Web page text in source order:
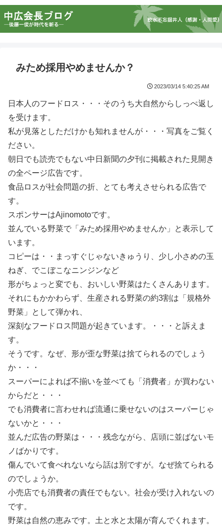
みため採用やめませんか？
2023/03/14 5:40:25 AM
日本人のフードロス・・・そのうち大自然からしっぺ返し
を受けます。
私が見落としただけかも知れませんが・・・写真をご覧く
ださい。
朝日でも読売でもない中日新聞の夕刊に掲載された見開き
の全ページ広告です。
食品ロスが社会問題の折、とても考えさせられる広告で
す。
スポンサーはAjinomotoです。
並んでいる野菜で「みため採用やめませんか」と表示して
います。
コピーは・・まっすぐじゃないきゅうり、少し小さめの玉
ねぎ、でこぼこなニンジンなど
形がちょっと変でも、おいしい野菜はたくさんあります。
それにもかかわらず、生産される野菜の約3割は「規格外
野菜」として弾かれ、
深刻なフードロス問題が起きています。・・・と訴えま
す。
そうです。なぜ、形が歪な野菜は捨てられるのでしょう
か・・・
スーパーによれば不揃いを並べても「消費者」が買わない
からだと・・・
でも消費者に言わせれば流通に乗せないのはスーパーじゃ
ないかと・・・
並んだ広告の野菜は・・・残念ながら、店頭に並ばないモ
ノばかりです。
傷んでいて食べれないなら話は別ですが。なぜ捨てられる
のでしょうか。
小売店でも消費者の責任でもない。社会が受け入れないの
です。
野菜は自然の恵みです。土と水と太陽が育んでくれます。